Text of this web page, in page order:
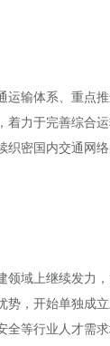
运输体系、重点
着力于完善综合
织密国内交通网
领域上继续发力
势，开始单独成
全等行业人才需